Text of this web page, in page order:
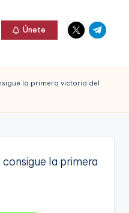
Únete
Elemento
del
Elemento
del
la primera victoria del